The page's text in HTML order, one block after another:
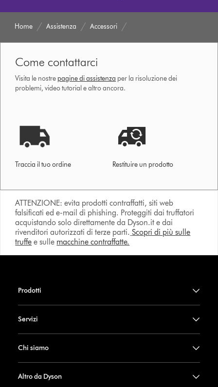
Home Assistenza Accessori
Come contattarci
Visita le nostre pagine di assistenza per la risoluzione dei
problemi, video tutorial e altro ancora.
Traccia il tuo ordine Restituire un prodotto
ATTENZIONE: evita prodotti contraffatti, siti web
falsificati ed e-mail di phishing. Proteggiti dai truffatori
acquistando solo direttamente da Dyson.it e dai
rivenditori autorizzati di terze parti. Scopri di più sulle
truffe e sulle macchine contraffatte.
Prodotti
Servizi
Chi siamo
Altro da Dyson